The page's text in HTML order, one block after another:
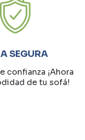
SEGURA
confianza ¡Ahora
de tu sofá!